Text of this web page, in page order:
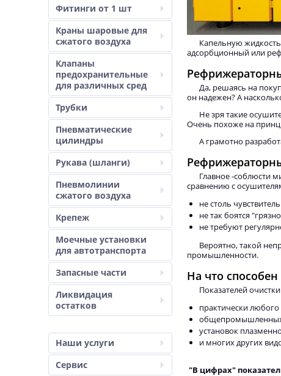
Фитинги от 1 шт
Краны шаровые для
сжатого воздуха
Клапаны
предохранительные
для различных сред
Трубки
Пневматические
цилиндры
Рукава (шланги)
Пневмолинии
сжатого воздуха
Крепеж
Моечные установки
для автотранспорта
Запасные части
Ликвидация
остатков
Наши услуги
Сервис
Капельную
адсорбционный или
Да, решаясь на
он надежен? А
Не зря такие
Очень похоже на
А грамотно
Главное -соблюсти
сравнению с
не столь
не так боятся
не требуют
Вероятно, такой
промышленности.
На что
Показателей
практически
общепромышленных
установок
и многих других
"В цифрах"